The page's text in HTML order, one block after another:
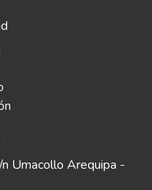
Umacollo Arequipa -